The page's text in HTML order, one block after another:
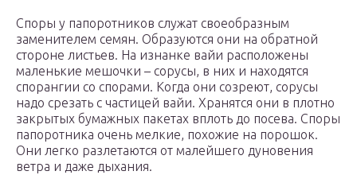
Споры у папоротников служат своеобразным
заменителем семян. Образуются они на обратной
стороне листьев. На изнанке вайи расположены
маленькие мешочки – сорусы, в них и находятся
спорангии со спорами. Когда они созреют, сорусы
надо срезать с частицей вайи. Хранятся они в плотно
закрытых бумажных пакетах вплоть до посева. Споры
папоротника очень мелкие, похожие на порошок.
Они легко разлетаются от малейшего дуновения
ветра и даже дыхания.